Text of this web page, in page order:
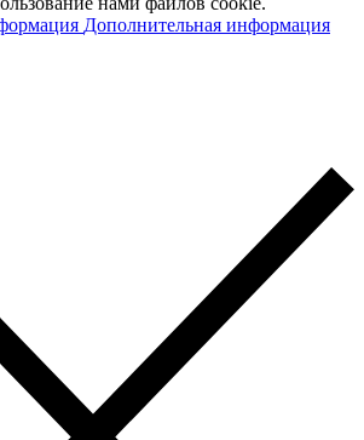
Дополнительная информация